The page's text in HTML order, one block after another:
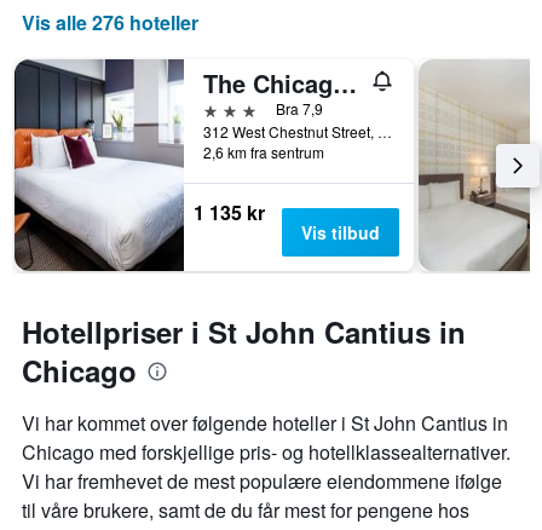
Vis alle 276 hoteller
The Chicago Hotel Collection River North
3 stjernerBra 7,9
312 West Chestnut Street, Chicago, IL, USA
2,6 km fra sentrum
1 135 kr
Vis tilbud
Hotellpriser i St John Cantius in
Chicago
Vi har kommet over følgende hoteller i St John Cantius in
Chicago med forskjellige pris- og hotellklassealternativer.
Vi har fremhevet de mest populære eiendommene ifølge
til våre brukere, samt de du får mest for pengene hos